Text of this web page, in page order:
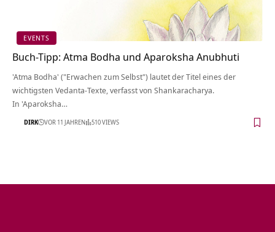
EVENTS
Buch-Tipp: Atma Bodha und Aparoksha Anubhuti
'Atma Bodha' ("Erwachen zum Selbst") lautet der Titel eines der
wichtigsten Vedanta-Texte, verfasst von Shankaracharya.
In 'Aparoksha…
DIRK VOR 11 JAHREN 510 VIEWS